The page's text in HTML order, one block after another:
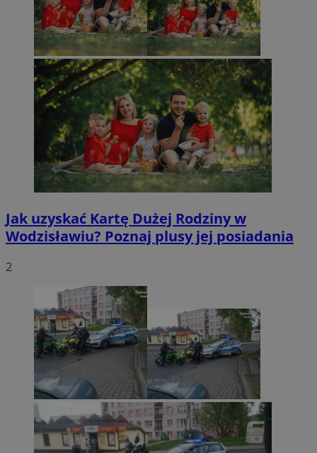
Jak uzyskać Kartę Dużej Rodziny w
Wodzisławiu? Poznaj plusy jej posiadania
2